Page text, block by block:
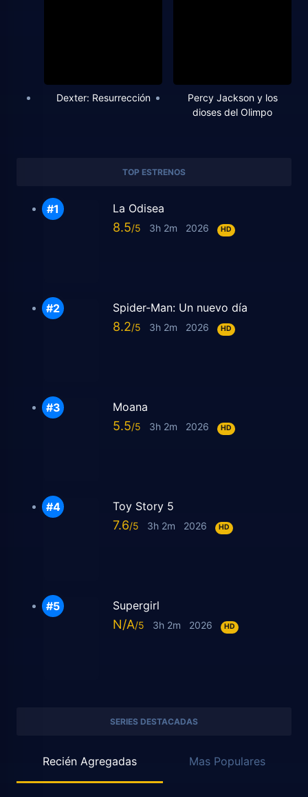
Dexter: Resurrección
Percy Jackson y los
dioses del Olimpo
TOP ESTRENOS
La Odisea
8.5 3h 2m 2026 HD
Spider-Man: Un nuevo día
8.2 3h 2m 2026 HD
Moana
5.5 3h 2m 2026 HD
Toy Story 5
7.6 3h 2m 2026 HD
Supergirl
N/A 3h 2m 2026 HD
SERIES DESTACADAS
Recién Agregadas Mas Populares